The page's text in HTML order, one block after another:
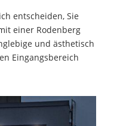
entscheiden, Sie
einer Rodenberg
und ästhetisch
Eingangsbereich